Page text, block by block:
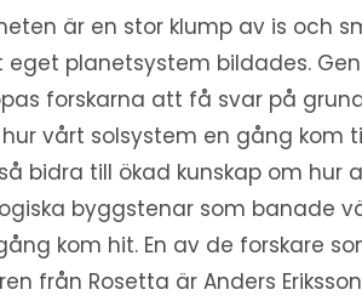
är en stor klump av is och
eget planetsystem bildades.
forskarna att få svar på
vårt solsystem en gång kom
bidra till ökad kunskap om hur
byggstenar som banade
kom hit. En av de forskare
från Rosetta är Anders